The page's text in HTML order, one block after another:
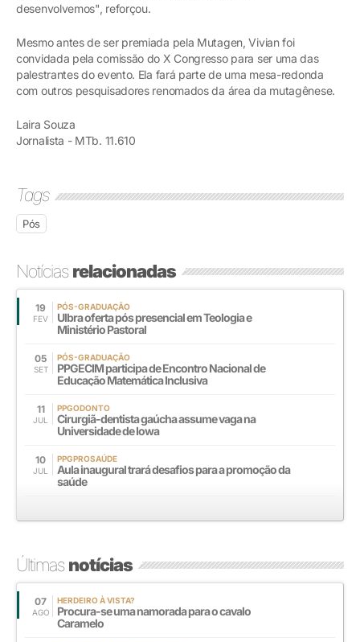
desenvolvemos", reforçou.
Mesmo antes de ser premiada pela Mutagen, Vivian foi
convidada pela comissão do X Congresso para ser uma das
palestrantes do evento. Ela fará parte de uma mesa-redonda
com outros pesquisadores renomados da área da mutagênese.
Laira Souza
Jornalista - MTb. 11.610
Tags
Pós
Notíciasrelacionadas
19
FEV
PÓS-GRADUAÇÃO
Ulbra oferta pós presencial em Teologia e
Ministério Pastoral
05
SET
PÓS-GRADUAÇÃO
PPGECIM participa de Encontro Nacional de
Educação Matemática Inclusiva
11
JUL
PPGODONTO
Cirurgiã-dentista gaúcha assume vaga na
Universidade de Iowa
10
JUL
PPGPROSAÚDE
Aula inaugural trará desafios para a promoção da
saúde
Últimasnotícias
07
AGO
HERDEIRO À VISTA?
Procura-se uma namorada para o cavalo
Caramelo